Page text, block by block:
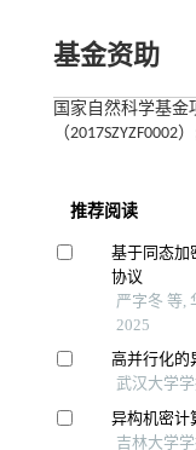
基金资助
国家自然科学基金
（2017SZYZF0002